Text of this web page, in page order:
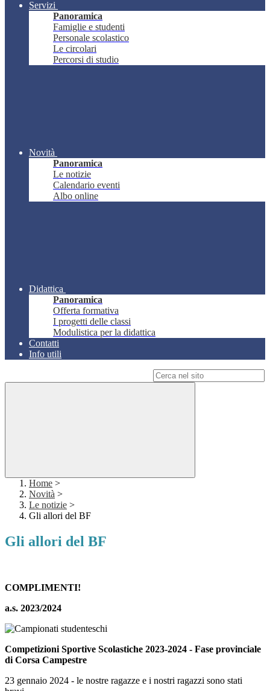
Servizi
Panoramica
Famiglie e studenti
Personale scolastico
Le circolari
Percorsi di studio
Novità
Panoramica
Le notizie
Calendario eventi
Albo online
Didattica
Panoramica
Offerta formativa
I progetti delle classi
Modulistica per la didattica
Contatti
Info utili
Home >
Novità >
Le notizie >
Gli allori del BF
Gli allori del BF
COMPLIMENTI!
a.s. 2023/2024
Competizioni Sportive Scolastiche 2023-2024 - Fase provinciale
di Corsa Campestre
23 gennaio 2024 - le nostre ragazze e i nostri ragazzi sono stati